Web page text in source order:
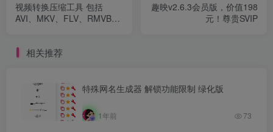
视频转换压缩工具 包括
AVI、MKV、FLV、RMVB、
趣映v2.6.3会员版，价值198
元！尊贵SVIP
相关推荐
特殊网名生成器 解锁功能限制 绿化版
1年前 73